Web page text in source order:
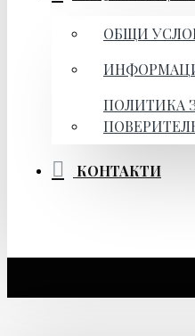
ОБЩИ
ПОЛИТИКА
КОНТАКТИ